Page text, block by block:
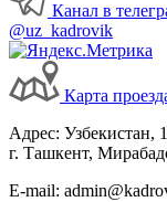
Канал в
@uz_kadrovik
Карта
Адрес: Узбекистан,
г. Ташкент,
E-mail: